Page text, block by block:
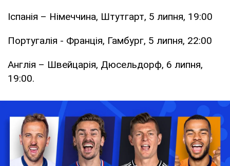
Іспанія – Німеччина, Штутгарт, 5 липня, 19:00
Португалія - Франція, Гамбург, 5 липня, 22:00
Англія – Швейцарія, Дюсельдорф, 6 липня,
19:00.